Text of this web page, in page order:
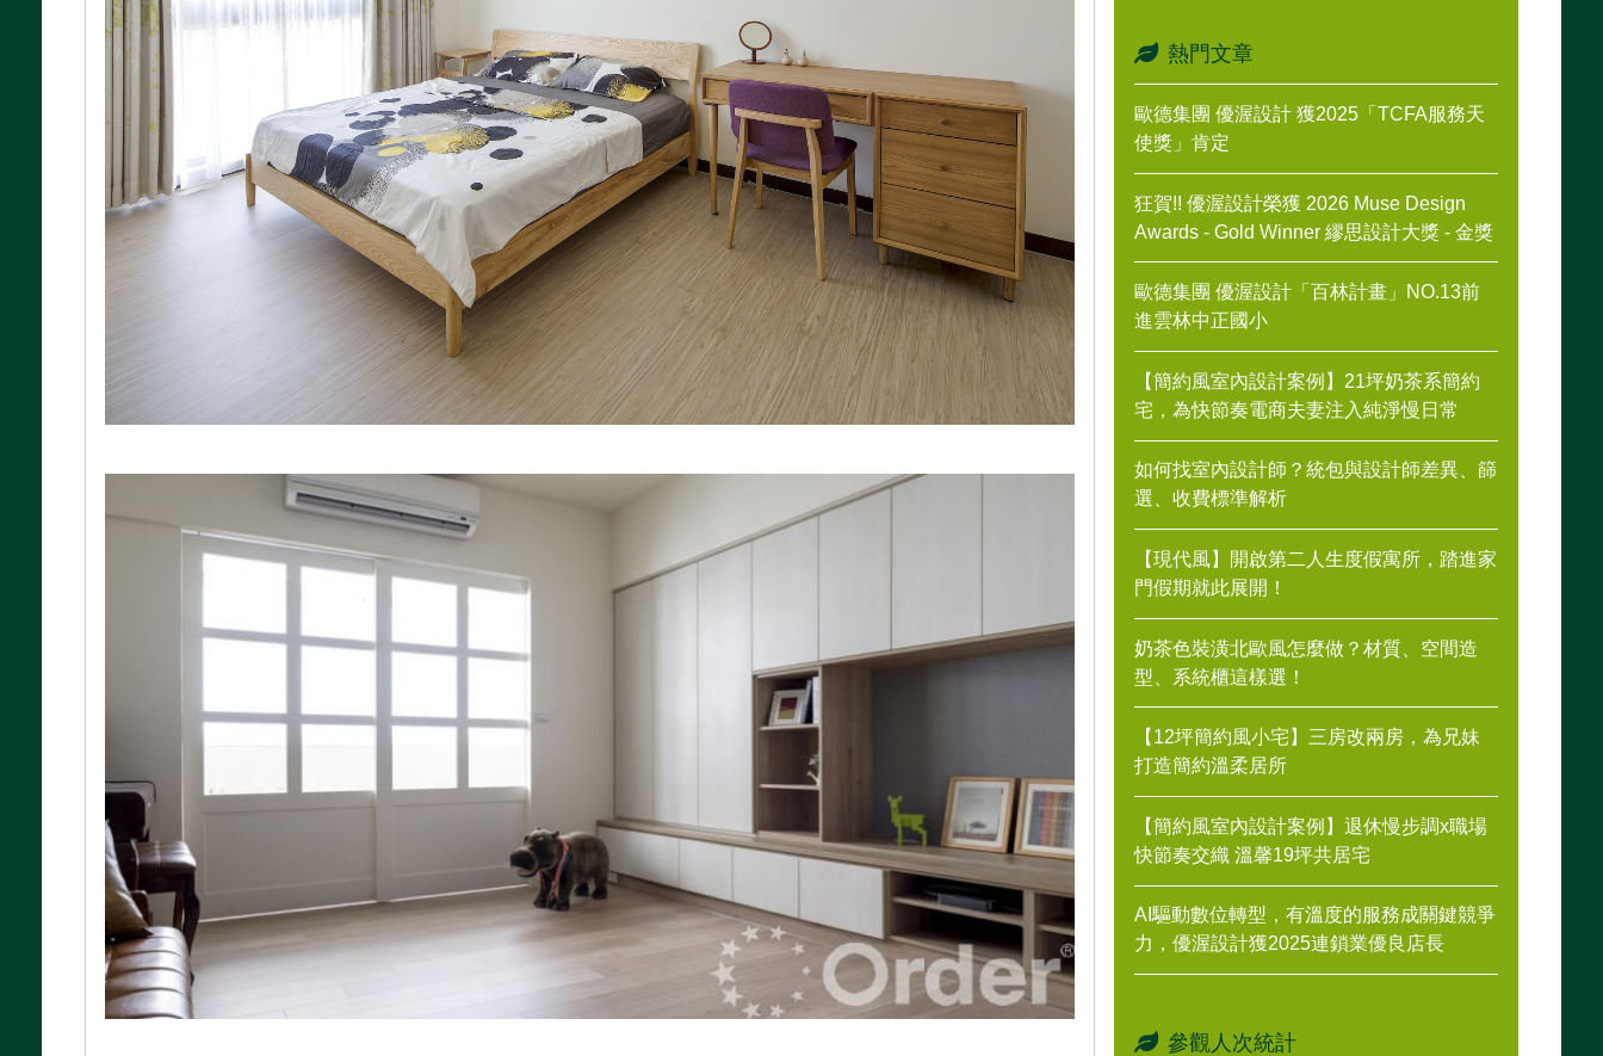
熱門文章
歐德集團 優渥設計 獲2025「TCFA服務天
使獎」肯定
狂賀!! 優渥設計榮獲 2026 Muse Design
Awards - Gold Winner 繆思設計大獎 - 金獎
歐德集團 優渥設計「百林計畫」NO.13前
進雲林中正國小
【簡約風室內設計案例】21坪奶茶系簡約
宅，為快節奏電商夫妻注入純淨慢日常
如何找室內設計師？統包與設計師差異、篩
選、收費標準解析
【現代風】開啟第二人生度假寓所，踏進家
門假期就此展開！
奶茶色裝潢北歐風怎麼做？材質、空間造
型、系統櫃這樣選！
【12坪簡約風小宅】三房改兩房，為兄妹
打造簡約溫柔居所
【簡約風室內設計案例】退休慢步調x職場
快節奏交織 溫馨19坪共居宅
AI驅動數位轉型，有溫度的服務成關鍵競爭
力，優渥設計獲2025連鎖業優良店長
參觀人次統計